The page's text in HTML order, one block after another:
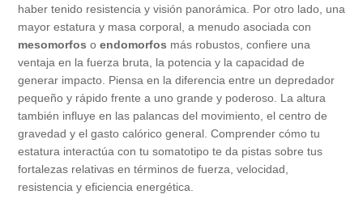
haber tenido resistencia y visión panorámica. Por otro lado, una
mayor estatura y masa corporal, a menudo asociada con
mesomorfos o endomorfos más robustos, confiere una
ventaja en la fuerza bruta, la potencia y la capacidad de
generar impacto. Piensa en la diferencia entre un depredador
pequeño y rápido frente a uno grande y poderoso. La altura
también influye en las palancas del movimiento, el centro de
gravedad y el gasto calórico general. Comprender cómo tu
estatura interactúa con tu somatotipo te da pistas sobre tus
fortalezas relativas en términos de fuerza, velocidad,
resistencia y eficiencia energética.